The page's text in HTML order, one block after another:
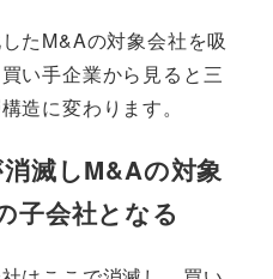
たM&Aの対象会社を吸
い手企業から見ると三
造に変わります。
滅しM&Aの対象
子会社となる